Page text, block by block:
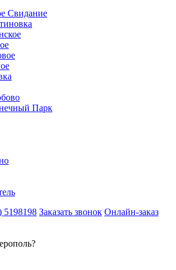
Свидание
Парк
5198198 Заказать звонок Онлайн-заказ